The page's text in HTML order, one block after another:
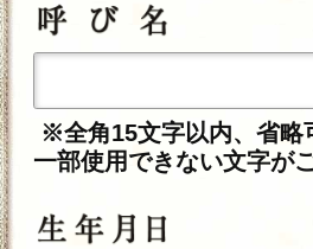
一部使用できない文字がございます。
年